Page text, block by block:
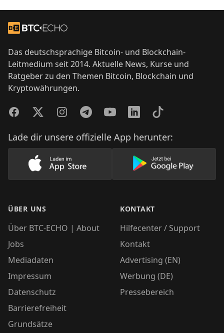
Zur Startseite
Das deutschsprachige Bitcoin- und Blockchain-
Leitmedium seit 2014. Aktuelle News, Kurse und
Ratgeber zu den Themen Bitcoin, Blockchain und
Kryptowährungen.
FacebookTwitterInstagramTelegramYouTubeLinkedInTikTok
Lade dir unsere offizielle App herunter:
Lade unsere App im AppStore herunter
Lade unsere
ÜBER UNS
Über BTC-ECHO | About
Jobs
Mediadaten
Impressum
Datenschutz
Barrierefreiheit
Grundsätze
KONTAKT
Hilfecenter / Support
Kontakt
Advertising (EN)
Werbung (DE)
Pressebereich